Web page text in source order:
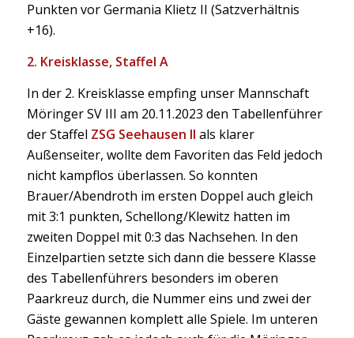
Punkten vor Germania Klietz II (Satzverhältnis
+16).
2. Kreisklasse, Staffel A
In der 2. Kreisklasse empfing unser Mannschaft
Möringer SV III am 20.11.2023 den Tabellenführer
der Staffel ZSG Seehausen II als klarer
Außenseiter, wollte dem Favoriten das Feld jedoch
nicht kampflos überlassen. So konnten
Brauer/Abendroth im ersten Doppel auch gleich
mit 3:1 punkten, Schellong/Klewitz hatten im
zweiten Doppel mit 0:3 das Nachsehen. In den
Einzelpartien setzte sich dann die bessere Klasse
des Tabellenführers besonders im oberen
Paarkreuz durch, die Nummer eins und zwei der
Gäste gewannen komplett alle Spiele. Im unteren